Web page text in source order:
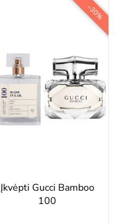
−30%
Įkvėpti Gucci Bamboo
100